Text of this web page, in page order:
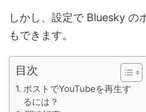
しかし、設定で Bluesky の
もできます。
目次
ポストでYouTubeを再生す
るには？